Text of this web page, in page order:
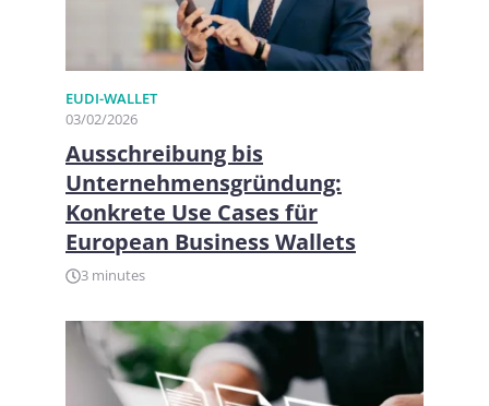
EUDI-WALLET
03/02/2026
Ausschreibung bis
Unternehmensgründung:
Konkrete Use Cases für
European Business Wallets
3 minutes